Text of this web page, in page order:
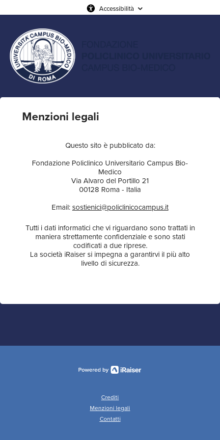
Accessibilità
Menzioni legali
Questo sito è pubblicato da:
Fondazione Policlinico Universitario Campus Bio-
Medico
Via Alvaro del Portillo 21
00128 Roma - Italia
Email:sostienici@policlinicocampus.it
Tutti i dati informatici che vi riguardano sono trattati in
maniera strettamente confidenziale e sono stati
codificati a due riprese.
La società iRaiser si impegna a garantirvi il più alto
livello di sicurezza.
Crediti
Menzioni legali
Contatti